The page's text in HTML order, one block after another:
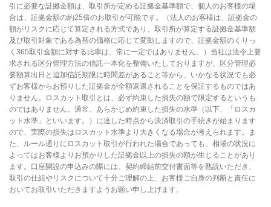
引に必要な証拠金額は、取引所が定める証拠金基準額で、個人のお客様の場
合は、証拠金額の約25倍のお取引が可能です。（法人のお客様は、証拠金の
額がリスクに応じて算定される方式であり、取引所が算定する証拠金基準額
及び取引対象である為替の価格に応じて変動しますので、証拠金額のくりっ
く365取引金額に対する比率は、常に一定ではありません。）当社は法令上要
求される区分管理方法の信託一本化を整備いたしておりますが、区分管理必
要額算出日と追加信託期限に時間差があること等から、いかなる状況でも必
ずお客様からお預りした証拠金が全額返還されることを保証するものではあ
りません。ロスカット取引とは、必ず約束した損失の額で限定するというも
のではありません。通常、あらかじめ約束した損失の水準（以下、「ロスカ
ット水準」といいます。）に達した時点から決済取引の手続きが始まります
ので、実際の損失はロスカット水準より大きくなる場合が考えられます。ま
た、ルール通りにロスカット取引が行われた場合であっても、相場の状況に
よってはお客様よりお預かりした証拠金以上の損失の額が生じることがあり
ます。口座開設の申込みの際には、契約締結前交付書面等を熟読いただき、
取引の仕組やリスクについて十分ご理解の上、お客様ご自身の判断と責任に
おいてお取引いただきますようお願い申し上げます。